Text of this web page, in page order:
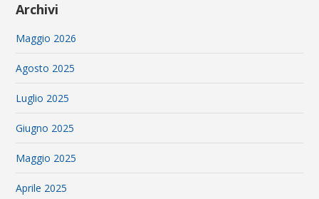
Archivi
Maggio 2026
Agosto 2025
Luglio 2025
Giugno 2025
Maggio 2025
Aprile 2025